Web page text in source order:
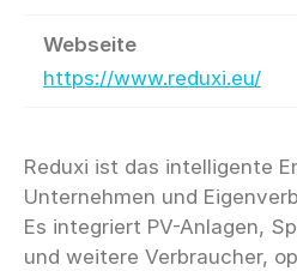
Webseite
https://www.reduxi.eu/
Reduxi ist das intelligente
Unternehmen und
Es integriert PV-Anlagen,
und weitere Verbraucher,